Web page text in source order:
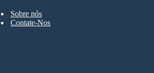
Sobre nós
Contate-Nos